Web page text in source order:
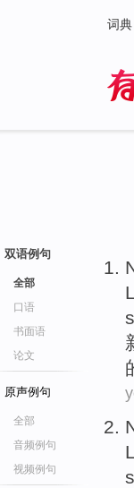
词典
双语例句
全部
口语
书面语
论文
原声例句
全部
音频例句
视频例句